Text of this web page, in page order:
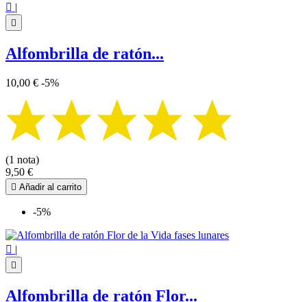
 |

Alfombrilla de ratón...
10,00 € -5%
(1 nota)
9,50 €
 Añadir al carrito
-5%
 |

Alfombrilla de ratón Flor...